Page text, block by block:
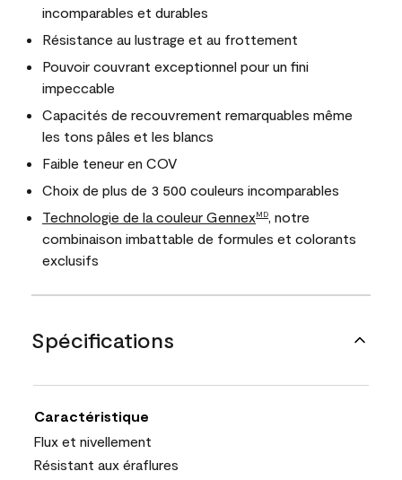
incomparables et durables
Résistance au lustrage et au frottement
Pouvoir couvrant exceptionnel pour un fini
impeccable
Capacités de recouvrement remarquables même
les tons pâles et les blancs
Faible teneur en COV
Choix de plus de 3 500 couleurs incomparables
Technologie de la couleur GennexMD
, notre
combinaison imbattable de formules et colorants
exclusifs
Spécifications
Caractéristique
Flux et nivellement
Résistant aux éraflures